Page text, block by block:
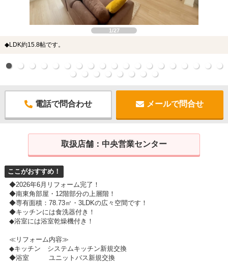
1/27
◆LDK約15.8帖です。
電話で問合わせ メールで問合せ
取扱店舗： 中央営業センター
ここがおすすめ！
◆2026年6月リフォーム完了！
◆南東角部屋・12階部分の上層階！
◆専有面積：78.73㎡・3LDKの広々空間です！
◆キッチンには食洗器付き！
◆浴室には浴室乾燥機付き！
≪リフォーム内容≫
◆キッチン システムキッチン新規交換
◆浴室 ユニットバス新規交換